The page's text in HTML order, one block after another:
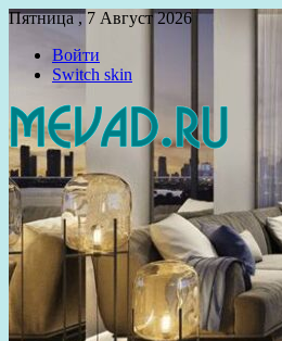
Пятница , 7 Август 2026
Войти
Switch skin